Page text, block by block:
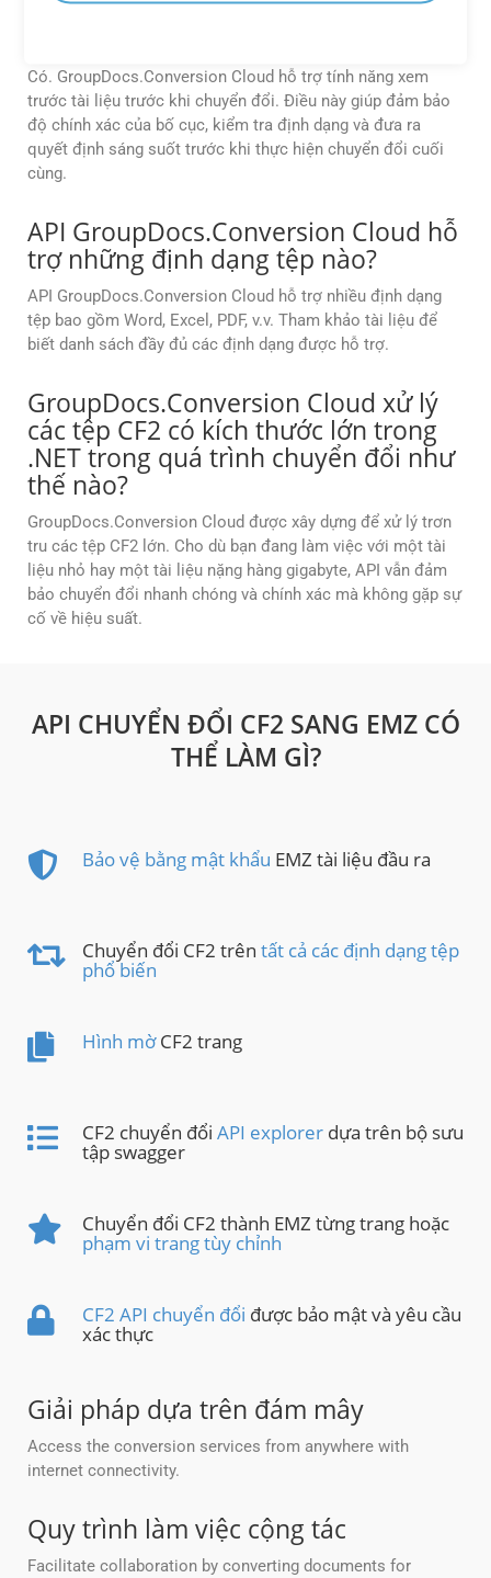
khi chuyển đổi nó thành EMZ bằng
Có. GroupDocs.Conversion Cloud hỗ trợ tính năng xem
trước tài liệu trước khi chuyển đổi. Điều này giúp đảm bảo
độ chính xác của bố cục, kiểm tra định dạng và đưa ra
quyết định sáng suốt trước khi thực hiện chuyển đổi cuối
cùng.
API GroupDocs.Conversion Cloud hỗ
trợ những định dạng tệp nào?
API GroupDocs.Conversion Cloud hỗ trợ nhiều định dạng
tệp bao gồm Word, Excel, PDF, v.v. Tham khảo tài liệu để
biết danh sách đầy đủ các định dạng được hỗ trợ.
GroupDocs.Conversion Cloud xử lý
các tệp CF2 có kích thước lớn trong
.NET trong quá trình chuyển đổi như
thế nào?
GroupDocs.Conversion Cloud được xây dựng để xử lý trơn
tru các tệp CF2 lớn. Cho dù bạn đang làm việc với một tài
liệu nhỏ hay một tài liệu nặng hàng gigabyte, API vẫn đảm
bảo chuyển đổi nhanh chóng và chính xác mà không gặp sự
cố về hiệu suất.
API CHUYỂN ĐỔI CF2 SANG EMZ CÓ
THỂ LÀM GÌ?
Bảo vệ bằng mật khẩu EMZ tài liệu đầu ra
Chuyển đổi CF2 trên tất cả các định dạng tệp
phổ biến
Hình mờCF2 trang
CF2 chuyển đổi API explorer dựa trên bộ sưu
tập swagger
Chuyển đổi CF2 thành EMZ từng trang hoặc
phạm vi trang tùy chỉnh
CF2 API chuyển đổi được bảo mật và yêu cầu
xác thực
Giải pháp dựa trên đám mây
Access the conversion services from anywhere with
internet connectivity.
Quy trình làm việc cộng tác
Facilitate collaboration by converting documents for